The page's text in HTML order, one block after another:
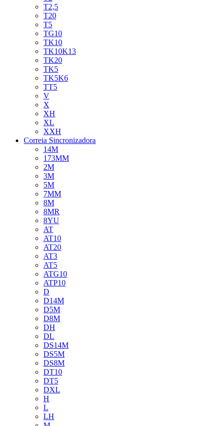
T2,5
T20
T5
TG10
TK10
TK10K13
TK20
TK5
TK5K6
TT5
V
X
XH
XL
XXH
Correia Sincronizadora
14M
173MM
2M
3M
5M
7MM
8M
8MR
8YU
AT
AT10
AT20
AT3
AT5
ATG10
ATP10
D
D14M
D5M
D8M
DH
DL
DS14M
DS5M
DS8M
DT10
DT5
DXL
H
L
LH